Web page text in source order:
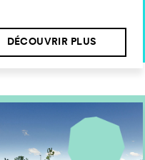
DÉCOUVRIR PLUS